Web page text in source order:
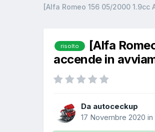
[Alfa Romeo 156 05/2000
risolto
[Alfa
accende in
Da autoceckup
17 Novembre 2020 in